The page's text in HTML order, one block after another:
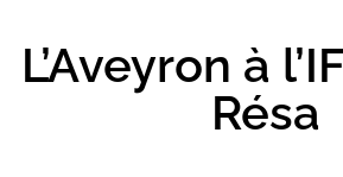
L’Aveyron à
Résa